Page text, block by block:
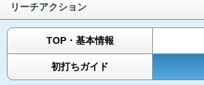
リーチアクション
TOP・基本情報
初打ちガイド